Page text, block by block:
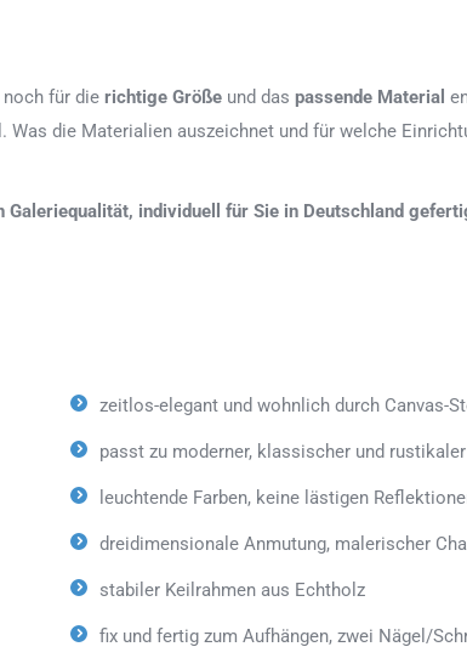
für die richtige Größe und das passende Material
die Materialien auszeichnet und für welche
individuell für Sie in Deutschland
zeitlos-elegant und wohnlich durch Canvas-
passt zu moderner, klassischer und
leuchtende Farben, keine lästigen
dreidimensionale Anmutung, malerischer
stabiler Keilrahmen aus Echtholz
fix und fertig zum Aufhängen, zwei Nägel/